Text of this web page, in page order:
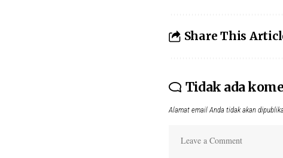
Share This
Tidak ada
Alamat email Anda tidak akan